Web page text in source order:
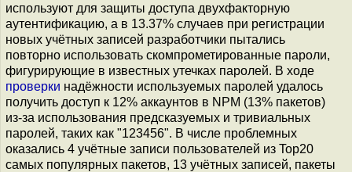
используют для защиты доступа двухфакторную
аутентификацию, а в 13.37% случаев при регистрации
новых учётных записей разработчики пытались
повторно использовать скомпрометированные пароли,
фигурирующие в известных утечках паролей. В ходе
проверки надёжности используемых паролей удалось
получить доступ к 12% аккаунтов в NPM (13% пакетов)
из-за использования предсказуемых и тривиальных
паролей, таких как "123456". В числе проблемных
оказались 4 учётные записи пользователей из Top20
самых популярных пакетов, 13 учётных записей, пакеты